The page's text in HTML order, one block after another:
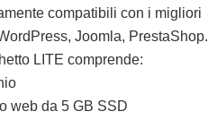
compatibili con i migliori
Joomla, PrestaShop.
LITE comprende:
web da 5 GB SSD